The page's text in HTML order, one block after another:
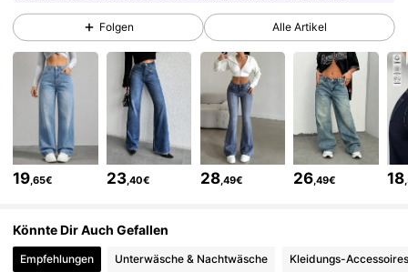
4,75 355K Follower
355K Follower
4,75 355K Follower
4,75 355K Follower
Folgen Alle Artikel
19 ,65€ 23 ,40€ 28,49€ 26 ,49€ 18
Könnte Dir Auch Gefallen
Empfehlungen Unterwäsche & Nachtwäsche Kleidungs-Accessoires